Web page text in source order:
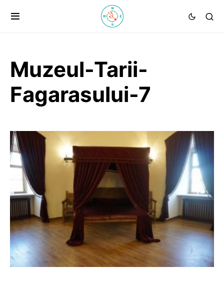
Muzeul-Tarii-
Fagarasului-7